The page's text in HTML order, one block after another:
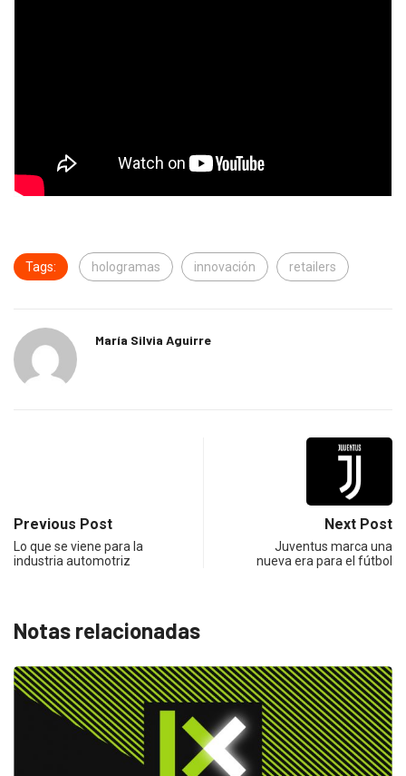
Tags: hologramas innovación retailers
María Silvia Aguirre
Previous Post
Lo que se viene para la
industria automotriz
Next Post
Juventus marca una
nueva era para el fútbol
Notas relacionadas